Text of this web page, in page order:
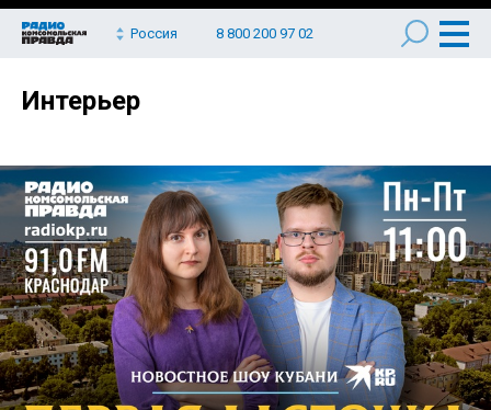
Россия 8 800 200 97 02
Интерьер